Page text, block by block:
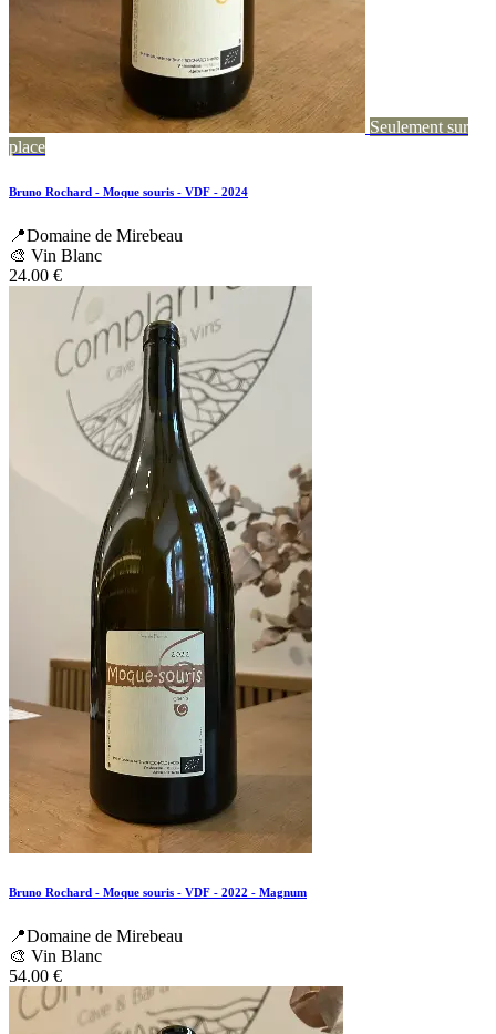
Seulement sur
place
Bruno Rochard - Moque souris - VDF - 2024
📍Domaine de Mirebeau
🎨 Vin Blanc
24.00 €
Bruno Rochard - Moque souris - VDF - 2022 - Magnum
📍Domaine de Mirebeau
🎨 Vin Blanc
54.00 €